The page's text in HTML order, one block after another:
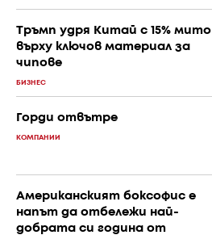
Тръмп удря Китай с 15% мито
върху ключов материал за
чипове
БИЗНЕС
Горди отвътре
КОМПАНИИ
Американският боксофис е
напът да отбележи най-
добрата си година от